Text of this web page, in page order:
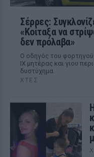
Σέρρες:
«Κοίταξα να
δεν πρόλαβα»
Ο οδηγός του
ΙΧ μητέρας και γιου
δυστύχημα.
ΧΤΕΣ